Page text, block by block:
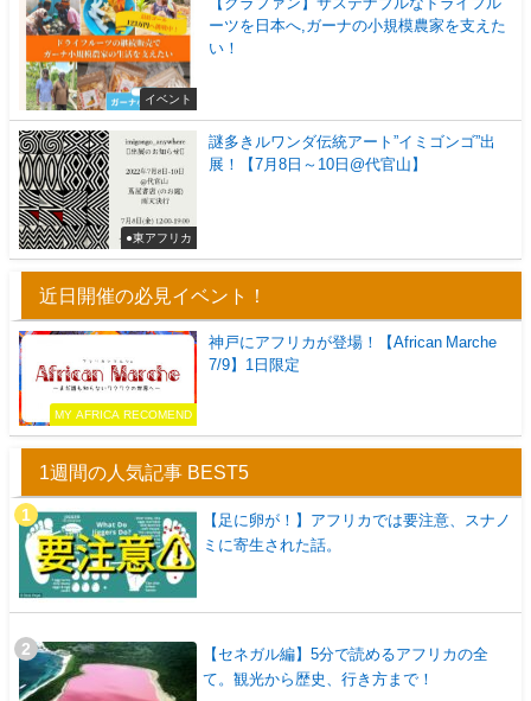
イベント
【クラファン】サステナブルなドライフル
ーツを日本へ,ガーナの小規模農家を支えた
い！
●東アフリカ
謎多きルワンダ伝統アート”イミゴンゴ”出
展！【7月8日～10日@代官山】
近日開催の必見イベント！
MY AFRICA RECOMEND
神戸にアフリカが登場！【African Marche
7/9】1日限定
1週間の人気記事 BEST5
【足に卵が！】アフリカでは要注意、スナノ
ミに寄生された話。
【セネガル編】5分で読めるアフリカの全
て。観光から歴史、行き方まで！